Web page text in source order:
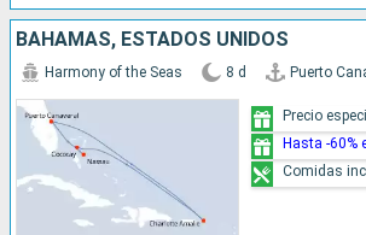
BAHAMAS, ESTADOS UNIDOS
Harmony of the Seas 8 d Puerto
Precio
Hasta -60%
Comidas